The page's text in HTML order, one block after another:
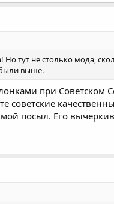
Но тут не столько мода,
были выше.
при Советском
советские
посыл. Его